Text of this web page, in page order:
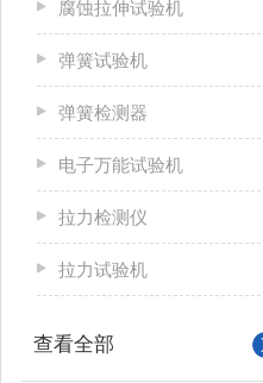
腐蚀拉伸试验机
弹簧试验机
弹簧检测器
电子万能试验机
拉力检测仪
拉力试验机
查看全部